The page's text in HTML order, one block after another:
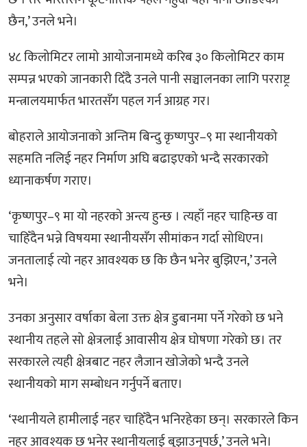
छैन,’ उनले भने।
४८ किलोमिटर लामो आयोजनामध्ये करिब ३० किलोमिटर काम
सम्पन्न भएको जानकारी दिँदै उनले पानी सञ्चालनका लागि परराष्ट्र
मन्त्रालयमार्फत भारतसँग पहल गर्न आग्रह गर।
बोहराले आयोजनाको अन्तिम बिन्दु कृष्णपुर–९ मा स्थानीयको
सहमति नलिई नहर निर्माण अघि बढाइएको भन्दै सरकारको
ध्यानाकर्षण गराए।
‘कृष्णपुर–९ मा यो नहरको अन्त्य हुन्छ । त्यहाँ नहर चाहिन्छ वा
चाहिँदैन भन्ने विषयमा स्थानीयसँग सीमांकन गर्दा सोधिएन।
जनतालाई त्यो नहर आवश्यक छ कि छैन भनेर बुझिएन,’ उनले
भने।
उनका अनुसार वर्षाका बेला उक्त क्षेत्र डुबानमा पर्ने गरेको छ भने
स्थानीय तहले सो क्षेत्रलाई आवासीय क्षेत्र घोषणा गरेको छ। तर
सरकारले त्यही क्षेत्रबाट नहर लैजान खोजेको भन्दै उनले
स्थानीयको माग सम्बोधन गर्नुपर्ने बताए।
‘स्थानीयले हामीलाई नहर चाहिँदैन भनिरहेका छन्। सरकारले किन
नहर आवश्यक छ भनेर स्थानीयलाई बुझाउनुपर्छ,’ उनले भने।